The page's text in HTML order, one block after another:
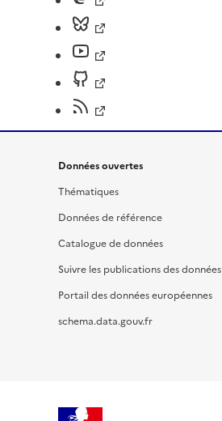
Données ouvertes
Thématiques
Données de référence
Catalogue de données
Suivre les publications des données
Portail des données européennes
schema.data.gouv.fr